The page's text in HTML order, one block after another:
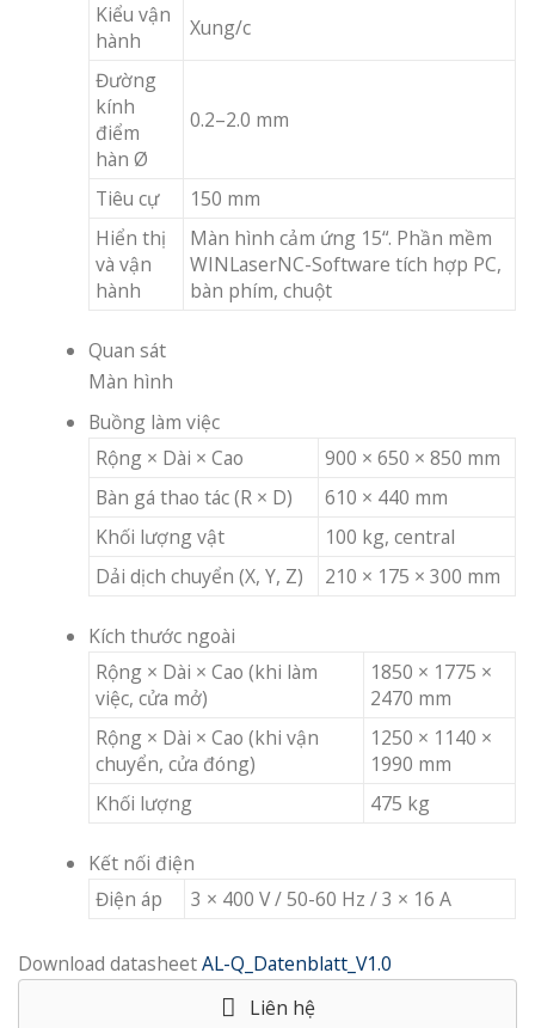
Kiểu vận
hành
Xung/c
Đường
kính
điểm
hàn Ø
0.2–2.0 mm
Tiêu cự
150 mm
Hiển thị
và vận
hành
Màn hình cảm ứng 15“. Phần mềm
WINLaserNC-Software tích hợp PC,
bàn phím, chuột
Quan sát
Màn hình
Buồng làm việc
Rộng × Dài × Cao
900 × 650 × 850 mm
Bàn gá thao tác (R × D)
610 × 440 mm
Khối lượng vật
100 kg, central
Dải dịch chuyển (X, Y, Z)
210 × 175 × 300 mm
Kích thước ngoài
Rộng × Dài × Cao (khi làm
việc, cửa mở)
1850 × 1775 ×
2470 mm
Rộng × Dài × Cao (khi vận
chuyển, cửa đóng)
1250 × 1140 ×
1990 mm
Khối lượng
475 kg
Kết nối điện
Điện áp
3 × 400 V / 50-60 Hz / 3 × 16 A
Download datasheetAL-Q_Datenblatt_V1.0
Liên hệ